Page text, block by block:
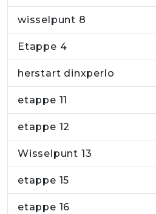
wisselpunt 8
Etappe 4
herstart dinxperlo
etappe 11
etappe 12
Wisselpunt 13
etappe 15
etappe 16